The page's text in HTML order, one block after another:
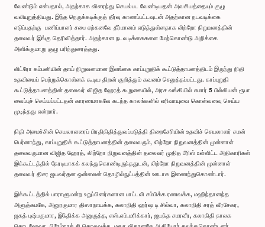
வேண்டும் என்பதால், அதற்காக விரைந்து செயல்பட வேண்டியதன் அவசியத்தையும் குழு
வலியுறுத்தியது. இந்த நெருக்கடிக்குத் தீர்வு காணப்பட்டவுடன் அதற்கான நடவடிக்கை
எடுப்பதற்கு பணிப்பாளர் சபை ஏற்கனவே தீர்மானம் எடுத்துள்ளதாக லிற்றோ நிறுவனத்தின்
தலைவர் இங்கு தெரிவித்தார். அதற்கான நடவடிக்கைகளை மேற்கொண்டு அறிக்கை
அளிக்குமாறு குழு பரிந்துரைத்தது.
லிட்ரோ கம்பனியின் தாய் நிறுவனமான இலங்கை காப்புறுதிக் கூட்டுத்தாபனத்திடம் இருந்து நிதி
உதவியைப் பெற்றுக்கொள்ளக் கூடிய திறன் குறித்தும் கவனம் செலுத்தப்பட்டது. காப்புறுதி
கூட்டுத்தாபனத்தின் தலைவர் விஜித ஹேரத் கூறுகையில், அரச வங்கியில் சுமார் 5 பில்லியன் ரூபா
வைப்புச் செய்யப்பட்டதன் காரணமாகவே கடந்த காலங்களில் எரிவாயுவை கொள்வனவு செய்ய
முடிந்தது என்றார்.
நிதி அமைச்சின் செயலாளரைப் பிரதிநிதித்துவப்படுத்தி திறைசேரியின் உதவிச் செயலாளர் சமன்
பெர்னாந்து, காப்புறுதிக் கூட்டுத்தாபனத்தின் தலைவரும், லிற்றோ நிறுவனத்தின் முன்னாள்
தலைவருமான விஜித ஹேரத், லிற்றோ நிறுவனத்தின் தலைவர் முதித பீரிஸ் உள்ளிட்ட அதிகாரிகள்
இக்கூட்டத்தில் நேரடியாகக் கலந்துகொண்டிருந்ததுடன், லிற்றோ நிறுவனத்தின் முன்னாள்
தலைவர் திசர ஜயவர்தன ஒன்லைன் தொழில்நுட்பத்தின் ஊடாக இணைந்துகொண்டார்.
இக்கூட்டத்தில் பாராளுமன்ற உறுப்பினர்களான பாட்டலி சம்பிக்க ரணவக்க, மஹிந்தானந்த
அளுத்கமகே, அனுரகுமார திஸாநாயக்க, கலாநிதி ஹர்ஷ டி சில்வா, கலாநிதி சரத் வீரசேகர,
ஜகத் புஷ்பகுமார, இந்திக்க அனுருத்த, எஸ்.எம்.மரிக்கார், ஜயந்த சமரவீர, கலாநிதி நாலக